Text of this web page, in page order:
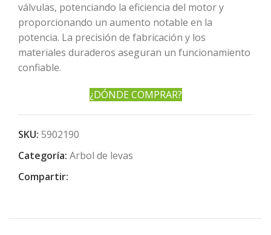
válvulas, potenciando la eficiencia del motor y
proporcionando un aumento notable en la
potencia. La precisión de fabricación y los
materiales duraderos aseguran un funcionamiento
confiable.
¿DÓNDE COMPRAR?
SKU: 5902190
Categoría: Arbol de levas
Compartir: